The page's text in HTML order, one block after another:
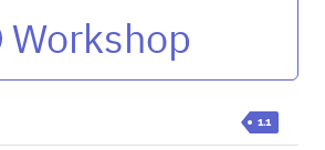
Workshop
1.1